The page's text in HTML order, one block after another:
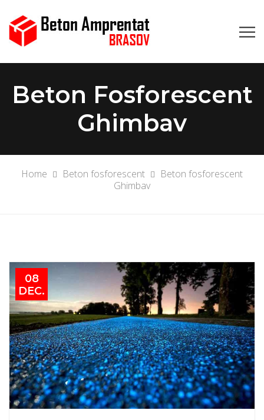
Beton Fosforescent
Ghimbav
Home Beton fosforescent
Beton fosforescent
Ghimbav
08
DEC.